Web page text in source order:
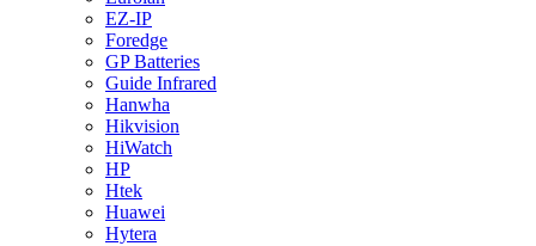
EZ-IP
Foredge
GP Batteries
Guide Infrared
Hanwha
Hikvision
HiWatch
HP
Htek
Huawei
Hytera